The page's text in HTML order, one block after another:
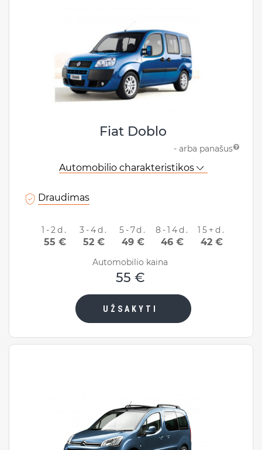
Fiat Doblo
- arba panašus
Automobilio charakteristikos
Draudimas
1-2d.
55 €
3-4d.
52 €
5-7d.
49 €
8-14d.
46 €
15+d.
42 €
Automobilio kaina
55 €
UŽSAKYTI